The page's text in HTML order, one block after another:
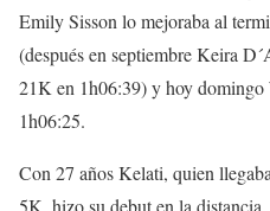
Emily Sisson lo mejoraba al
(después en septiembre Keira
21K en 1h06:39) y hoy
1h06:25.
Con 27 años Kelati, quien
5K, hizo su debut en la